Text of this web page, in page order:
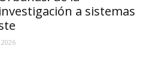
investigación a sistemas
2026